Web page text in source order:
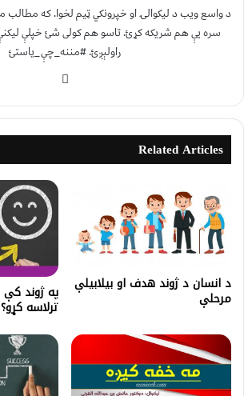
د واسع ویب د لیکوالۍ او خپرونکي ټیم لخوا. که
سره یې هم شریکه کړئ. تاسو هم کولی شئ خپلې لیکنې
راولېږئ. #مننه_چې_یاستئ
Related Articles
د انسان د ژوند هدف او بیلابیلې
مرحلې په ژوند
ترلاسه کړو؟